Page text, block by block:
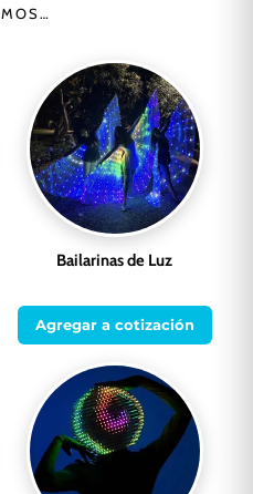
Bailarinas de Luz
Agregar a cotización